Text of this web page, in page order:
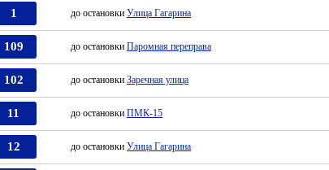
1 до остановки Улица Гагарина
109 до остановки Паромная переправа
102 до остановки Заречная улица
11 до остановки ПМК-15
12 до остановки Улица Гагарина